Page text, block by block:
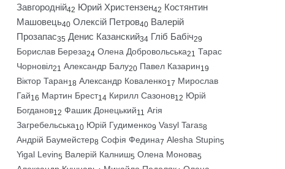
Завгородній42 Юрий Христензен42 Костянтин
Машовець40 Олексій Петров40 Валерій
Прозапас35 Денис Казанский34 Гліб Бабіч29
Борислав Береза24 Олена Добровольська21 Тарас
Чорновіл21 Александр Балу20 Павел Казарин19
Віктор Таран18 Александр Коваленко17 Мирослав
Гай16 Мартин Брест14 Кирилл Сазонов12 Юрій
Богданов12 Фашик Донецький11 Агія
Загребельська10 Юрій Гудименко9 Vasyl Taras8
Андрій Баумейстер8 Софія Федина7 Alesha Stupin5
Yigal Levin5 Валерій Калниш5 Олена Монова5